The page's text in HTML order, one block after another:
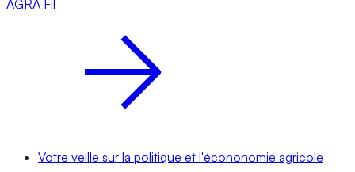
AGRA Fil
Votre veille sur la politique et l'écononomie agricole